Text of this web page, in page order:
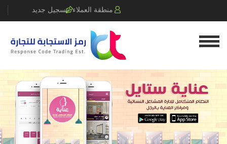
منطقة العملاء تسجيل جديد